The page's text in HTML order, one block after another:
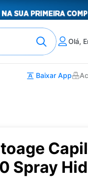
Olá,
Baixar App
Spray